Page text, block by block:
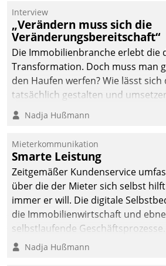
Die monatlichen
Mitteilungen zum
Heizungs- und
Wasserverbrauch gehen
automatisiert, vollständig
und auf Wunsch über
mehrere zuvor
Kommunikationswege bei
Interview
„Verändern muss sich die
Veränderungsbereitschaft“
Die Immobilienbranche erlebt die
Transformation. Doch muss man
den Haufen werfen? Wie lässt sich
tatsächlich gestalten und
Argumente zählen wirklich?
Nadja Hußmann
Mieterkommunikation
Smarte Leistung
Zeitgemäßer Kundenservice
über die der Mieter sich selbst
immer er will. Die digitale
die Immobilienwirtschaft und
selbstlaufende
Kunde und smart der
Nadja Hußmann